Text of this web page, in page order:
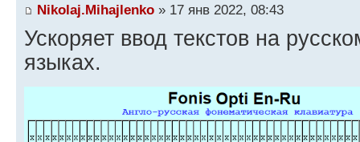
Nikolaj.Mihajlenko » 17 янв 2022, 08:43
Ускоряет ввод текстов на
языках.